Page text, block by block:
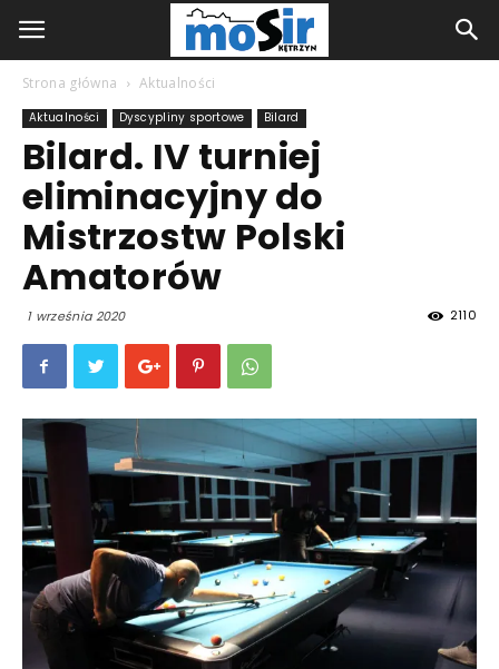
Strona główna Aktualności
Aktualności Dyscypliny sportowe Bilard
Bilard. IV turniej
eliminacyjny do
Mistrzostw Polski
Amatorów
1 września 2020 2110